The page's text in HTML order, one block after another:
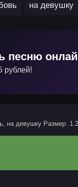
на девушку
песню
рублей!
на девушку Размер: